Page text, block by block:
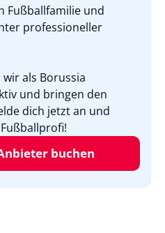
Fußballfamilie und
professioneller
als Borussia
und bringen den
dich jetzt an und
buchen